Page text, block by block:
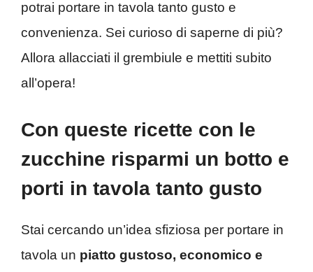
potrai portare in tavola tanto gusto e
convenienza. Sei curioso di saperne di più?
Allora allacciati il grembiule e mettiti subito
all’opera!
Con queste ricette con le
zucchine risparmi un botto e
porti in tavola tanto gusto
Stai cercando un’idea sfiziosa per portare in
tavola un piatto gustoso, economico e